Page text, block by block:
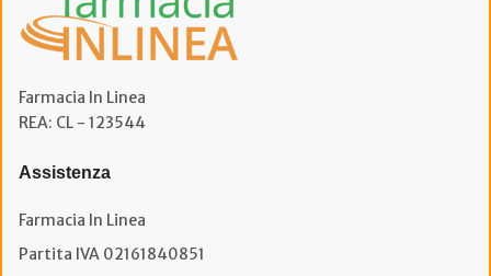
Farmacia In Linea
REA: CL - 123544
Assistenza
Farmacia In Linea
Partita IVA 02161840851